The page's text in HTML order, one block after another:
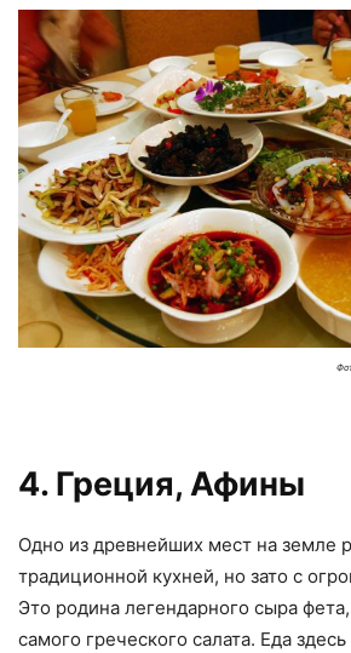
4. Греция, Афины
Одно из древнейших мест на земле
традиционной кухней, но зато с
Это родина легендарного сыра
самого греческого салата. Еда